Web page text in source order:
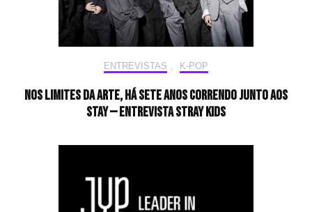
ENTREVISTAS , K-POP
Nos limites da arte, há sete anos correndo junto aos
STAY — Entrevista Stray Kids